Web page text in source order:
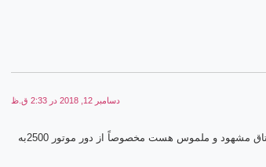
دسامبر 12, 2018 در 2:33 ق.ظ
من یه پارس مدل 92 (داشبورد قدیم)دارم، صدای موتور خیلی زیاد داخل اتاق مشهود و ملموس هست مخصوصاً از دور موتور 2500به